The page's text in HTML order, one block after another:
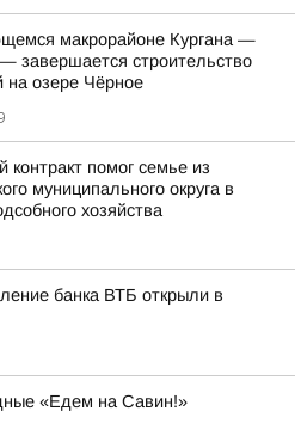
макрорайоне Кургана —
завершается строительство
на озере Чёрное
контракт помог семье из
муниципального округа в
хозяйства
банка ВТБ открыли в
«Едем на Савин!»